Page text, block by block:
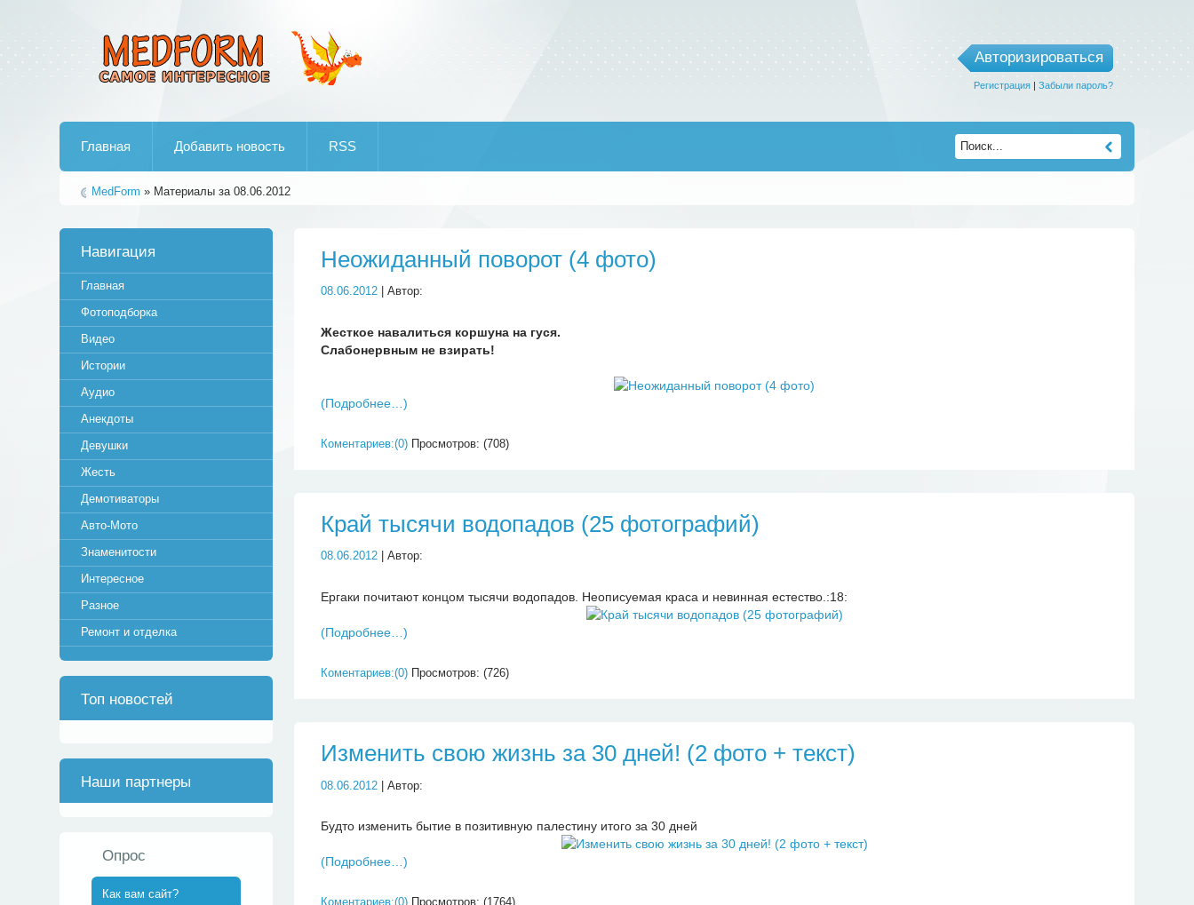
Авторизироваться
Регистрация| Забыли пароль?
Главная Добавить новость RSS
MedForm » Материалы за 08.06.2012
Неожиданный поворот (4 фото)
08.06.2012 | Автор:
Жесткое навалиться коршуна на гуся.
Слабонервным не взирать!
(Подробнее…)
Коментариев:(0) Просмотров: (708)
Край тысячи водопадов (25 фотографий)
08.06.2012 | Автор:
Ергаки почитают концом тысячи водопадов. Неописуемая краса и невинная естество.:18:
(Подробнее…)
Коментариев:(0) Просмотров: (726)
Изменить свою жизнь за 30 дней! (2 фото + текст)
08.06.2012 | Автор:
Будто изменить бытие в позитивную палестину итого за 30 дней
(Подробнее…)
Коментариев:(0) Просмотров: (1764)
Навигация
Главная
Фотоподборка
Видео
Истории
Аудио
Анекдоты
Девушки
Жесть
Демотиваторы
Авто-Мото
Знаменитости
Интересное
Разное
Ремонт и отделка
Топ новостей
Наши партнеры
Опрос
Как вам сайт?